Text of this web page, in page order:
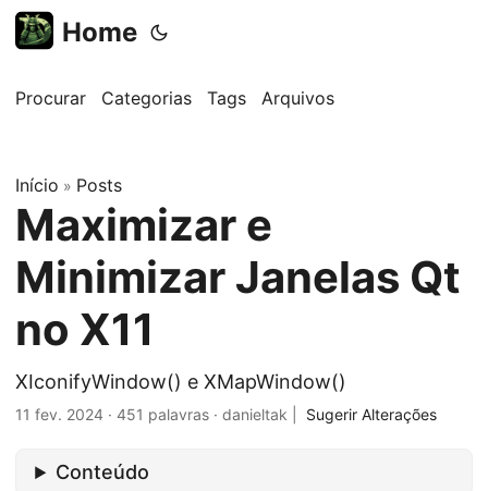
Home
Procurar Categorias Tags Arquivos
Início » Posts
Maximizar e
Minimizar Janelas Qt
no X11
XIconifyWindow() e XMapWindow()
11 fev. 2024 · 451 palavras · danieltak Sugerir Alterações
Conteúdo